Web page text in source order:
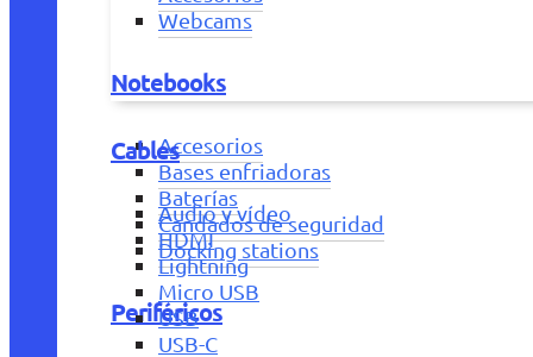
Webcams
Notebooks
Accesorios
Bases enfriadoras
Baterías
Candados de seguridad
Docking stations
Periféricos
Cables
Audio y vídeo
HDMI
Lightning
Micro USB
USB
USB-C